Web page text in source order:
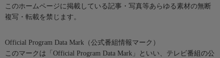
このホームページに掲載している記事・写真等あらゆる素材の無断
複写・転載を禁じます。
Official Program Data Mark（公式番組情報マーク）
このマークは「Official Program Data Mark」といい、テレビ番組の公